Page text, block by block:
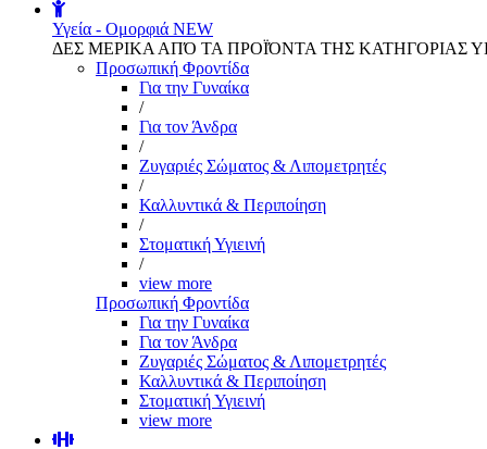
Υγεία - Ομορφιά NEW
ΔΕΣ ΜΕΡΙΚΑ ΑΠΌ ΤΑ ΠΡΟΪΌΝΤΑ ΤΗΣ ΚΑΤΗΓΟΡΙΑΣ
Προσωπική Φροντίδα
Για την Γυναίκα
/
Για τον Άνδρα
/
Ζυγαριές Σώματος & Λιπομετρητές
/
Καλλυντικά & Περιποίηση
/
Στοματική Υγιεινή
/
view more
Προσωπική Φροντίδα
Για την Γυναίκα
Για τον Άνδρα
Ζυγαριές Σώματος & Λιπομετρητές
Καλλυντικά & Περιποίηση
Στοματική Υγιεινή
view more